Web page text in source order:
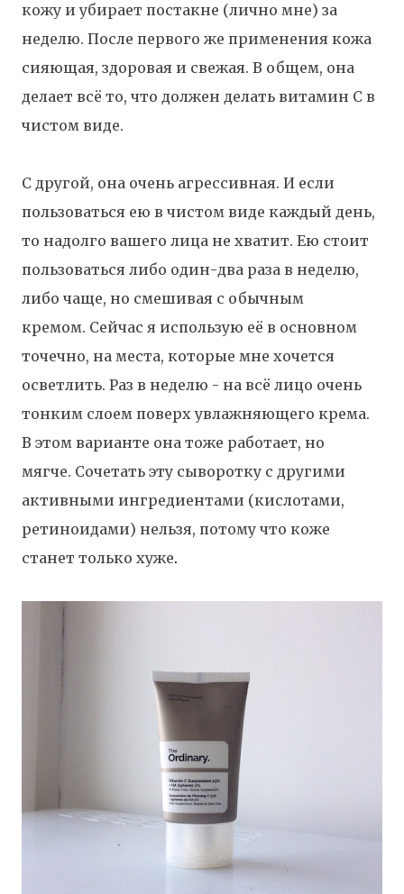
кожу и убирает постакне (лично мне) за
неделю. После первого же применения кожа
сияющая, здоровая и свежая. В общем, она
делает всё то, что должен делать витамин С в
чистом виде.
С другой, она очень агрессивная. И если
пользоваться ею в чистом виде каждый день,
то надолго вашего лица не хватит. Ею стоит
пользоваться либо один-два раза в неделю,
либо чаще, но смешивая с обычным
кремом. Сейчас я использую её в основном
точечно, на места, которые мне хочется
осветлить. Раз в неделю - на всё лицо очень
тонким слоем поверх увлажняющего крема.
В этом варианте она тоже работает, но
мягче. Сочетать эту сыворотку с другими
активными ингредиентами (кислотами,
ретиноидами) нельзя, потому что коже
станет только хуже.